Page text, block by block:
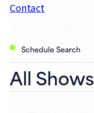
Contact
Schedule Search
All Shows